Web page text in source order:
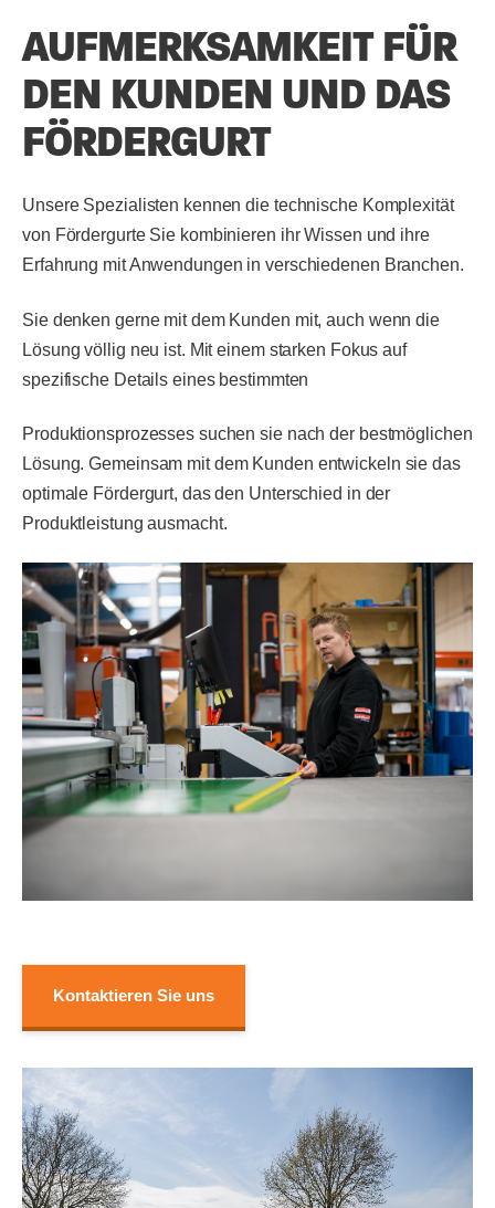
AUFMERKSAMKEIT FÜR
DEN KUNDEN UND DAS
FÖRDERGURT
Unsere Spezialisten kennen die technische Komplexität
von Fördergurte Sie kombinieren ihr Wissen und ihre
Erfahrung mit Anwendungen in verschiedenen Branchen.
Sie denken gerne mit dem Kunden mit, auch wenn die
Lösung völlig neu ist. Mit einem starken Fokus auf
spezifische Details eines bestimmten
Produktionsprozesses suchen sie nach der bestmöglichen
Lösung. Gemeinsam mit dem Kunden entwickeln sie das
optimale Fördergurt, das den Unterschied in der
Produktleistung ausmacht.
Kontaktieren Sie uns